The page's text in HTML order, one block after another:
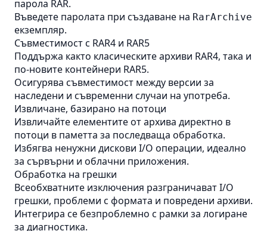
парола RAR.
Въведете паролата при създаване на RarArchive
екземпляр.
Съвместимост с RAR4 и RAR5
Поддържа както класическите архиви RAR4, така и
по-новите контейнери RAR5.
Осигурява съвместимост между версии за
наследени и съвременни случаи на употреба.
Извличане, базирано на потоци
Извличайте елементите от архива директно в
потоци в паметта за последваща обработка.
Избягва ненужни дискови I/O операции, идеално
за сървърни и облачни приложения.
Обработка на грешки
Всеобхватните изключения разграничават I/O
грешки, проблеми с формата и повредени архиви.
Интегрира се безпроблемно с рамки за логиране
за диагностика.